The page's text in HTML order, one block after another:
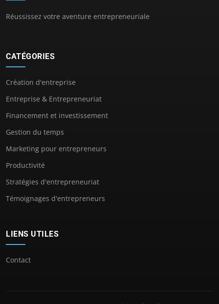
Réussissez votre aventure entrepreneuriale
CATÉGORIES
Création d'entreprise
Entreprise & Entrepreneuriat
Financement et investissement
Gestion du temps
Marketing pour entrepreneurs
Productivité
Stratégies d'entrepreneuriat
Témoignages d'entrepreneurs
LIENS UTILES
Contact